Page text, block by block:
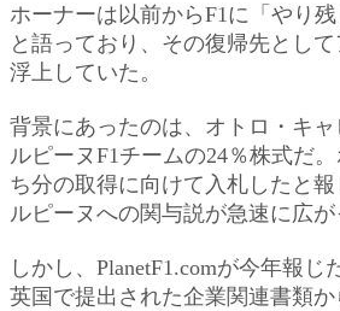
ホーナーは以前からF1に「やり残
と語っており、その復帰先とし
浮上していた。
背景にあったのは、オトロ・キ
ルピーヌF1チームの24％株式だ
ち分の取得に向けて入札したと
ルピーヌへの関与説が急速に広が
しかし、PlanetF1.comが今年報じ
英国で提出された企業関連書類